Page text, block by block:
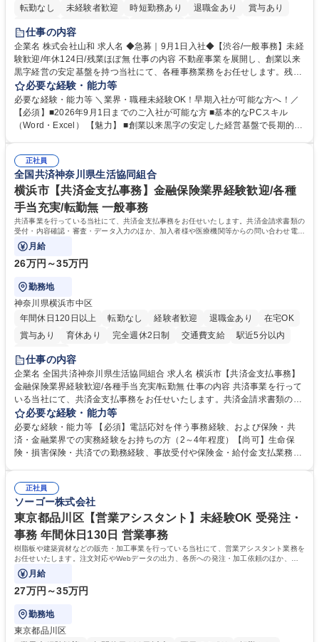
転勤なし 未経験者歓迎 時短勤務あり 退職金あり
賞与あり
育休あり
完全週休2日制
仕事の内容
企業名 株式会社山和 求人名 ◆急募｜9月1日入社◆【渋谷/一般事務】未経
験歓迎/年休124日/残業ほぼ無 仕事の内容 不動産事業を展開し、創業以来
黒字経営の安定基盤を持つ当社にて、各種事務業務をお任せします。残業
がほぼ発生せず、連続した日程の有給取得が可能なため、WLBを整えたい
方にお勧めの環境です！ 入社後はOJTを通じて丁寧に研修を行いますの
で、事務未経験の方でも安心して臨むことができます。 【業務詳細】■電
話・来客対応 ■物件の鍵や社内の備品管理 ■データ入力や書類作成 ■契約
必要な経験・能力等
必要な経験・能力等 ＼業界・職種未経験OK！早期入社が可能な方へ！／
【必須】■2026年9月1日までのご入社が可能な方 ■基本的なPCスキル
（Word・Excel） 【魅力】 ■創業以来黒字の安定した経営基盤で長期的に
のOJTで業務を習得可能、未経験でもしっかりサポート 学歴・資格 学
歴：大学院 大学 高専 短大 語学力： 資格：
正社員
全国共済神奈川県生活協同組合
横浜市【共済金支払事務】金融保険業界経験歓迎/各種
手当充実/転勤無 一般事務
共済事業を行っている当社にて、共済金支払事務をお任せいたします。共済金請求書類の
受付・内容確認・審査・データ入力のほか、加入者様や医療機関等からの問い合わせ電話
対応や書類発送等を担当します。
月給
26万円～35万円
勤務地
神奈川県横浜市中区
年間休日120日以上
転勤なし 経験者歓迎 退職金あり
在宅OK
賞与あり
育休あり 完全週休2日制 交通費支給
駅近5分以内
土日祝休み
仕事の内容
企業名 全国共済神奈川県生活協同組合 求人名 横浜市【共済金支払事務】
金融保険業界経験歓迎/各種手当充実/転勤無 仕事の内容 共済事業を行って
いる当社にて、共済金支払事務をお任せいたします。共済金請求書類の受
付・内容確認・審査・データ入力のほか、加入者様や医療機関等からの問
い合わせ電話対応や書類発送等を担当します。 ■共済金請求書類の受付、
内容確認、および共済金支払に関する審査・事務処理業務全般を担当 ■専
用システムへのデータ入力、各種必要書類の作成・発送作業 ■加入者様や
指定する業務 募集職種 横浜市【共済金支払事務】金融保険業界経験歓迎/
各種手当充実/転勤無
必要な経験・能力等
必要な経験・能力等 【必須】電話応対を伴う事務経験、および保険・共
済・金融業界での実務経験をお持ちの方（2～4年程度）【尚可】生命保
険・損害保険・共済での勤務経験、事故受付や保険金・給付金支払業務経
務へのキャリアチェンジ希望者も大歓迎です！ 学歴・資格 学歴：大学院
大学 高専 短大 専修学校 高校 語学力： 資格：
正社員
ソーゴー株式会社
東京都品川区【営業アシスタント】未経験OK 受発注・
事務 年間休日130日 営業事務
樹脂板や建築資材などの販売・加工事業を行っている当社にて、営業アシスタント業務を
お任せいたします。注文対応やWebデータの出力、各所への発注・加工依頼のほか、電
話・メール対応等の事務業務を担当します。
月給
27万円～35万円
勤務地
東京都品川区